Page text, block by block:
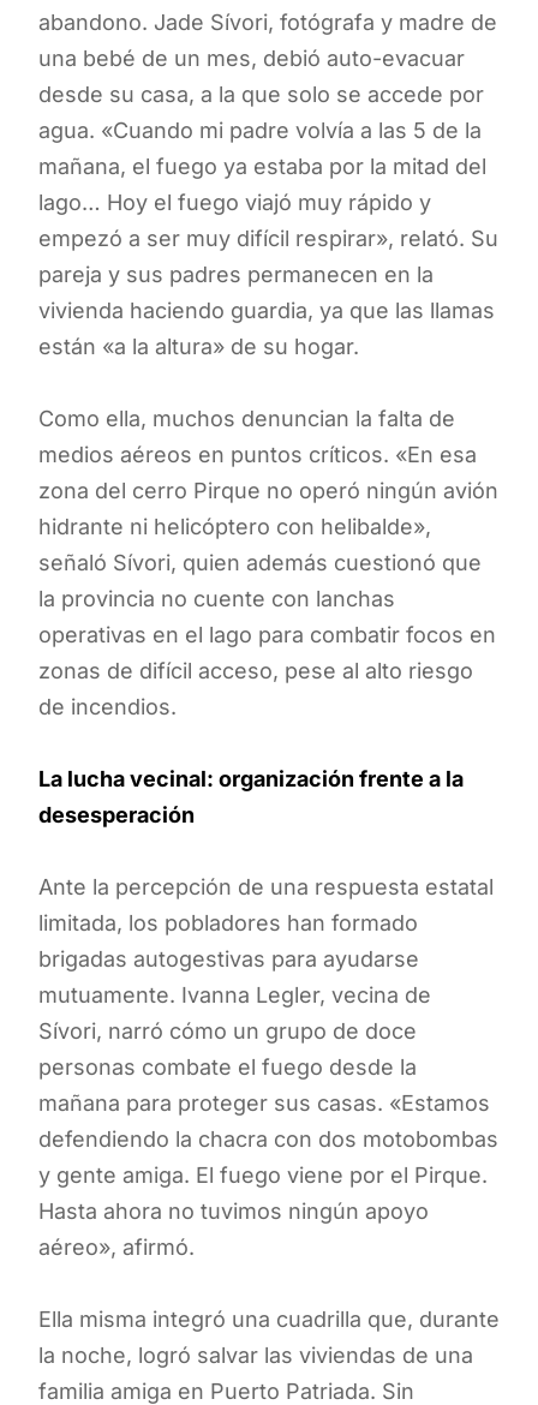
abandono. Jade Sívori, fotógrafa y madre de
una bebé de un mes, debió auto-evacuar
desde su casa, a la que solo se accede por
agua. «Cuando mi padre volvía a las 5 de la
mañana, el fuego ya estaba por la mitad del
lago… Hoy el fuego viajó muy rápido y
empezó a ser muy difícil respirar», relató. Su
pareja y sus padres permanecen en la
vivienda haciendo guardia, ya que las llamas
están «a la altura» de su hogar.
Como ella, muchos denuncian la falta de
medios aéreos en puntos críticos. «En esa
zona del cerro Pirque no operó ningún avión
hidrante ni helicóptero con helibalde»,
señaló Sívori, quien además cuestionó que
la provincia no cuente con lanchas
operativas en el lago para combatir focos en
zonas de difícil acceso, pese al alto riesgo
de incendios.
La lucha vecinal: organización frente a la
desesperación
Ante la percepción de una respuesta estatal
limitada, los pobladores han formado
brigadas autogestivas para ayudarse
mutuamente. Ivanna Legler, vecina de
Sívori, narró cómo un grupo de doce
personas combate el fuego desde la
mañana para proteger sus casas. «Estamos
defendiendo la chacra con dos motobombas
y gente amiga. El fuego viene por el Pirque.
Hasta ahora no tuvimos ningún apoyo
aéreo», afirmó.
Ella misma integró una cuadrilla que, durante
la noche, logró salvar las viviendas de una
familia amiga en Puerto Patriada. Sin